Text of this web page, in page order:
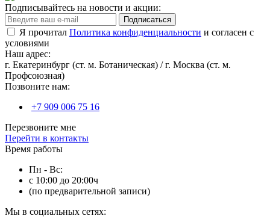
Подписывайтесь на новости и акции:
Подписаться
Я прочитал Политика конфиденциальности и согласен с
условиями
Наш адрес:
г. Екатеринбург (ст. м. Ботаническая) / г. Москва (ст. м.
Профсоюзная)
Позвоните нам:
+7 909 006 75 16
Перезвоните мне
Перейти в контакты
Время работы
Пн - Вс:
с 10:00 до 20:00ч
(по предварительной записи)
Мы в социальных сетях: